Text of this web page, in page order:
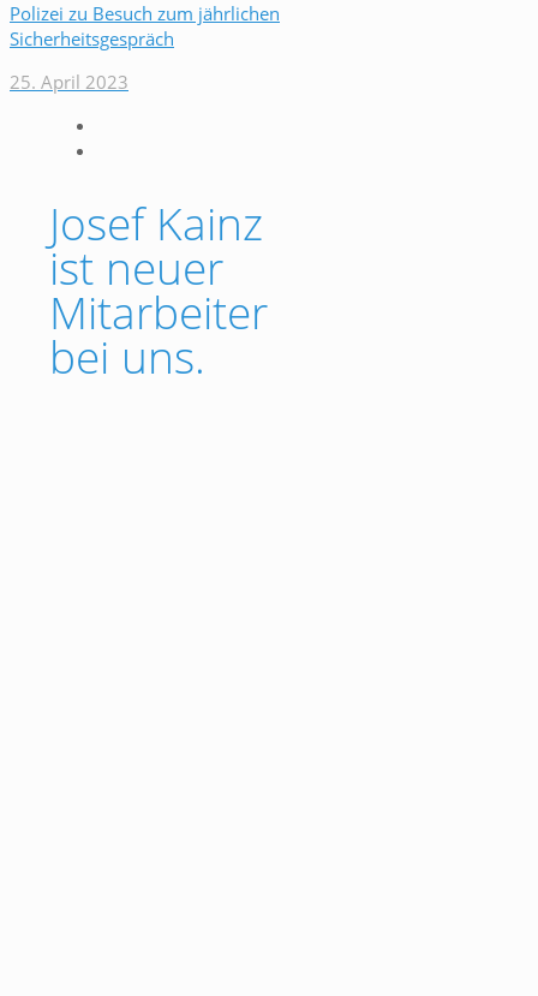
Polizei zu Besuch zum jährlichen
Sicherheitsgespräch
25. April 2023
Josef Kainz
ist neuer
Mitarbeiter
bei uns.